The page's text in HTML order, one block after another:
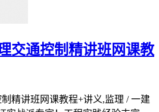
交通控制精讲班网课教
精讲班网课教程+讲义,监理 / 一建